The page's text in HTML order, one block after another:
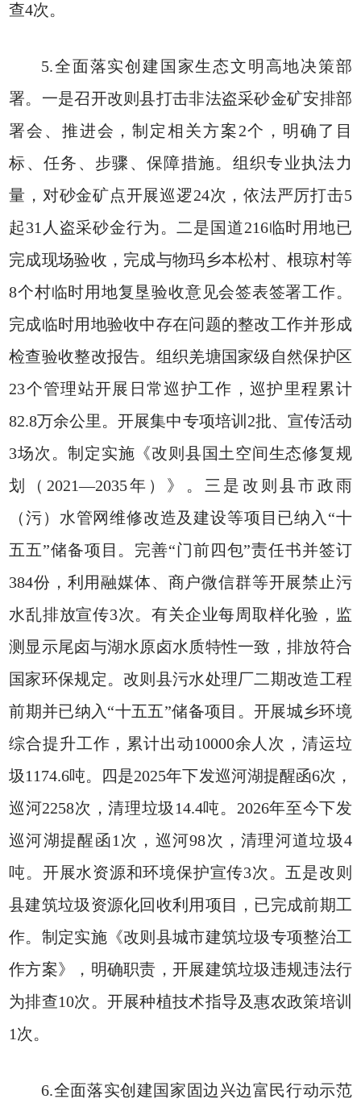
查4次。
5.全面落实创建国家生态文明高地决策部
署。一是召开改则县打击非法盗采砂金矿安排部
署会、推进会，制定相关方案2个，明确了目
标、任务、步骤、保障措施。组织专业执法力
量，对砂金矿点开展巡逻24次，依法严厉打击5
起31人盗采砂金行为。二是国道216临时用地已
完成现场验收，完成与物玛乡本松村、根琼村等
8个村临时用地复垦验收意见会签表签署工作。
完成临时用地验收中存在问题的整改工作并形成
检查验收整改报告。组织羌塘国家级自然保护区
23个管理站开展日常巡护工作，巡护里程累计
82.8万余公里。开展集中专项培训2批、宣传活动
3场次。制定实施《改则县国土空间生态修复规
划（2021—2035年）》。三是改则县市政雨
（污）水管网维修改造及建设等项目已纳入“十
五五”储备项目。完善“门前四包”责任书并签订
384份，利用融媒体、商户微信群等开展禁止污
水乱排放宣传3次。有关企业每周取样化验，监
测显示尾卤与湖水原卤水质特性一致，排放符合
国家环保规定。改则县污水处理厂二期改造工程
前期并已纳入“十五五”储备项目。开展城乡环境
综合提升工作，累计出动10000余人次，清运垃
圾1174.6吨。四是2025年下发巡河湖提醒函6次，
巡河2258次，清理垃圾14.4吨。2026年至今下发
巡河湖提醒函1次，巡河98次，清理河道垃圾4
吨。开展水资源和环境保护宣传3次。五是改则
县建筑垃圾资源化回收利用项目，已完成前期工
作。制定实施《改则县城市建筑垃圾专项整治工
作方案》，明确职责，开展建筑垃圾违规违法行
为排查10次。开展种植技术指导及惠农政策培训
1次。
6.全面落实创建国家固边兴边富民行动示范